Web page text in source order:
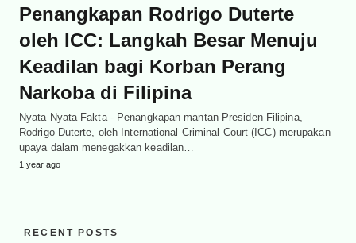
Penangkapan Rodrigo Duterte
oleh ICC: Langkah Besar Menuju
Keadilan bagi Korban Perang
Narkoba di Filipina
Nyata Nyata Fakta - Penangkapan mantan Presiden Filipina,
Rodrigo Duterte, oleh International Criminal Court (ICC) merupakan
upaya dalam menegakkan keadilan…
1 year ago
RECENT POSTS